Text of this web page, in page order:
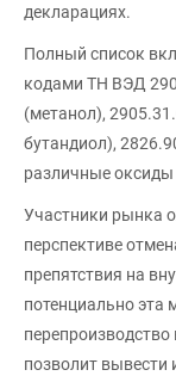
декларациях.
Полный список
кодами ТН ВЭД
(метанол),
бутандиол),
различные оксиды
Участники рынка
перспективе
препятствия на
потенциально эта
позволит вывести